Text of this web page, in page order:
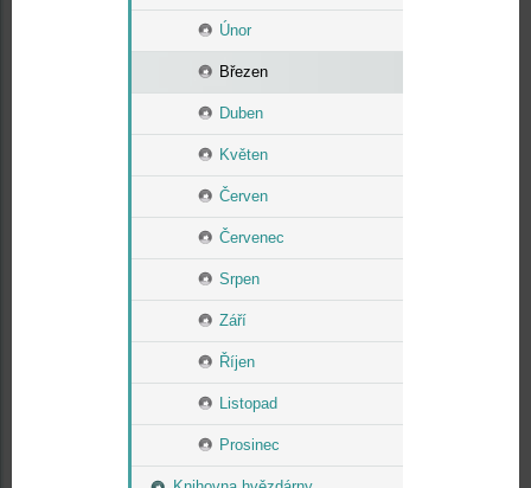
Únor
Březen
Duben
Květen
Červen
Červenec
Srpen
Září
Říjen
Listopad
Prosinec